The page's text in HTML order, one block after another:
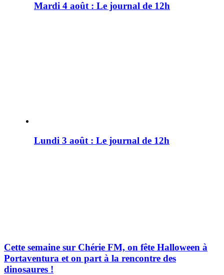
Mardi 4 août : Le journal de 12h
Lundi 3 août : Le journal de 12h
Cette semaine sur Chérie FM, on fête Halloween à
Portaventura et on part à la rencontre des
dinosaures !